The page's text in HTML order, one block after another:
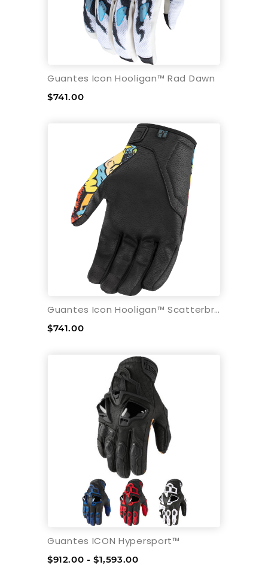
Guantes Icon Hooligan™ Rad Dawn
$741.00
Guantes Icon Hooligan™ Scatterbrain
$741.00
Guantes ICON Hypersport™
$912.00 - $1,593.00